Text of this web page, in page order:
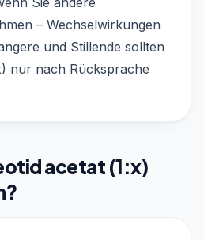
– Wechselwirkungen
und Stillende sollten
nur nach Rücksprache
acetat (1:x)